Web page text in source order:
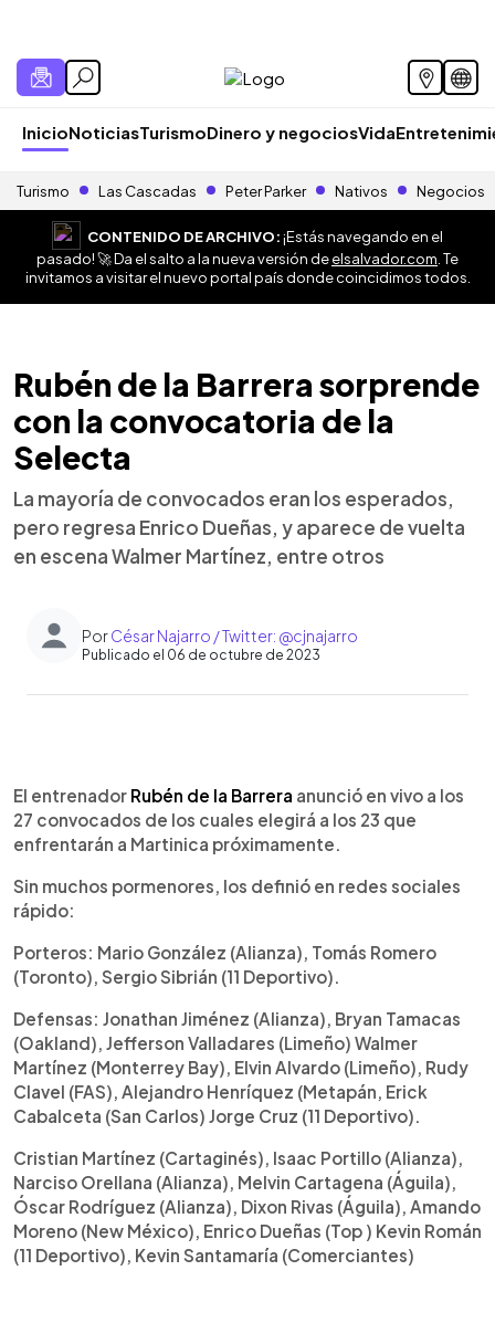
InicioNoticiasTurismoDinero y negociosVida
Turismo Las Cascadas Peter Parker Nativos Negocios
CONTENIDO DE ARCHIVO:¡Estás navegando en el
pasado! 🚀 Da el salto a la nueva versión deelsalvador.com . Te
invitamos a visitar el nuevo portal país donde coincidimos todos.
Rubén de la Barrera sorprende
con la convocatoria de la
Selecta
La mayoría de convocados eran los esperados,
pero regresa Enrico Dueñas, y aparece de vuelta
en escena Walmer Martínez, entre otros
PorCésar Najarro / Twitter: @cjnajarro
Publicado el 06 de octubre de 2023
Escuchar artículo
El entrenador Rubén de la Barrera anunció en vivo a los
27 convocados de los cuales elegirá a los 23 que
enfrentarán a Martinica próximamente.
Sin muchos pormenores, los definió en redes sociales
rápido:
Porteros: Mario González (Alianza), Tomás Romero
(Toronto), Sergio Sibrián (11 Deportivo).
Defensas: Jonathan Jiménez (Alianza), Bryan Tamacas
(Oakland), Jefferson Valladares (Limeño) Walmer
Martínez (Monterrey Bay), Elvin Alvardo (Limeño), Rudy
Clavel (FAS), Alejandro Henríquez (Metapán, Erick
Cabalceta (San Carlos) Jorge Cruz (11 Deportivo).
Cristian Martínez (Cartaginés), Isaac Portillo (Alianza),
Narciso Orellana (Alianza), Melvin Cartagena (Águila),
Óscar Rodríguez (Alianza), Dixon Rivas (Águila), Amando
Moreno (New México), Enrico Dueñas (Top ) Kevin Román
(11 Deportivo), Kevin Santamaría (Comerciantes)